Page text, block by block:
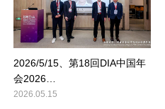
2026/5/15、第18回DIA中国年
会2026…
2026.05.15